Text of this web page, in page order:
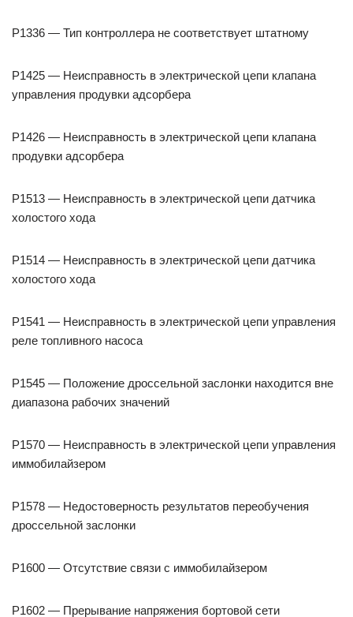
P1336 — Тип контроллера не соответствует штатному
P1425 — Неисправность в электрической цепи клапана
управления продувки адсорбера
P1426 — Неисправность в электрической цепи клапана
продувки адсорбера
P1513 — Неисправность в электрической цепи датчика
холостого хода
P1514 — Неисправность в электрической цепи датчика
холостого хода
P1541 — Неисправность в электрической цепи управления
реле топливного насоса
P1545 — Положение дроссельной заслонки находится вне
диапазона рабочих значений
P1570 — Неисправность в электрической цепи управления
иммобилайзером
P1578 — Недостоверность результатов переобучения
дроссельной заслонки
P1600 — Отсутствие связи с иммобилайзером
P1602 — Прерывание напряжения бортовой сети